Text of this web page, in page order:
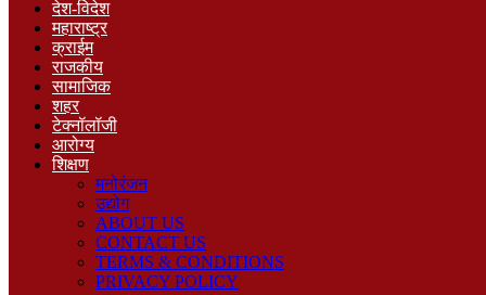
देश-विदेश
महाराष्ट्र
क्राईम
राजकीय
सामाजिक
शहर
टेक्नॉलॉजी
आरोग्य
शिक्षण
मनोरंजन
उद्योग
ABOUT US
CONTACT US
TERMS & CONDITIONS
PRIVACY POLICY